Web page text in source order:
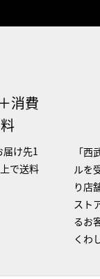
消費
届け先1
で送料
「
ルを
り店
スト
るお
くわ